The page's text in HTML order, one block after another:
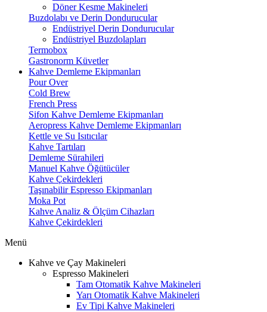
Döner Kesme Makineleri
Buzdolabı ve Derin Dondurucular
Endüstriyel Derin Dondurucular
Endüstriyel Buzdolapları
Termobox
Gastronorm Küvetler
Kahve Demleme Ekipmanları
Pour Over
Cold Brew
French Press
Sifon Kahve Demleme Ekipmanları
Aeropress Kahve Demleme Ekipmanları
Kettle ve Su Isıtıcılar
Kahve Tartıları
Demleme Sürahileri
Manuel Kahve Öğütücüler
Kahve Çekirdekleri
Taşınabilir Espresso Ekipmanları
Moka Pot
Kahve Analiz & Ölçüm Cihazları
Kahve Çekirdekleri
Menü
Kahve ve Çay Makineleri
Espresso Makineleri
Tam Otomatik Kahve Makineleri
Yarı Otomatik Kahve Makineleri
Ev Tipi Kahve Makineleri